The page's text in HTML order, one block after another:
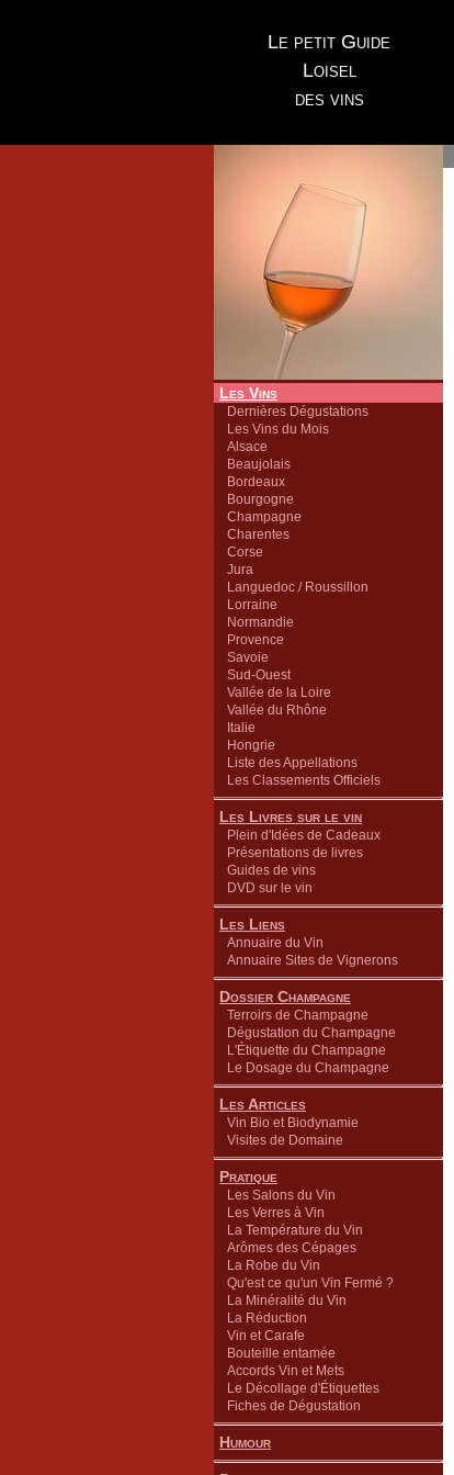
Le petit Guide
Loisel
des vins
Les Vins
Dernières Dégustations
Les Vins du Mois
Alsace
Beaujolais
Bordeaux
Bourgogne
Champagne
Charentes
Corse
Jura
Languedoc / Roussillon
Lorraine
Normandie
Provence
Savoie
Sud-Ouest
Vallée de la Loire
Vallée du Rhône
Italie
Hongrie
Liste des Appellations
Les Classements Officiels
Les Livres sur le vin
Plein d'Idées de Cadeaux
Présentations de livres
Guides de vins
DVD sur le vin
Les Liens
Annuaire du Vin
Annuaire Sites de Vignerons
Dossier Champagne
Terroirs de Champagne
Dégustation du Champagne
L'Étiquette du Champagne
Le Dosage du Champagne
Les Articles
Vin Bio et Biodynamie
Visites de Domaine
Pratique
Les Salons du Vin
Les Verres à Vin
La Température du Vin
Arômes des Cépages
La Robe du Vin
Qu'est ce qu'un Vin Fermé ?
La Minéralité du Vin
La Réduction
Vin et Carafe
Bouteille entamée
Accords Vin et Mets
Le Décollage d'Étiquettes
Fiches de Dégustation
Humour